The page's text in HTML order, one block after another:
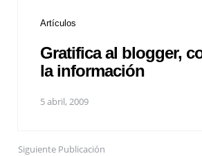
Artículos
Gratifica al blogger,
la información
5 abril, 2009
Siguiente Publicación